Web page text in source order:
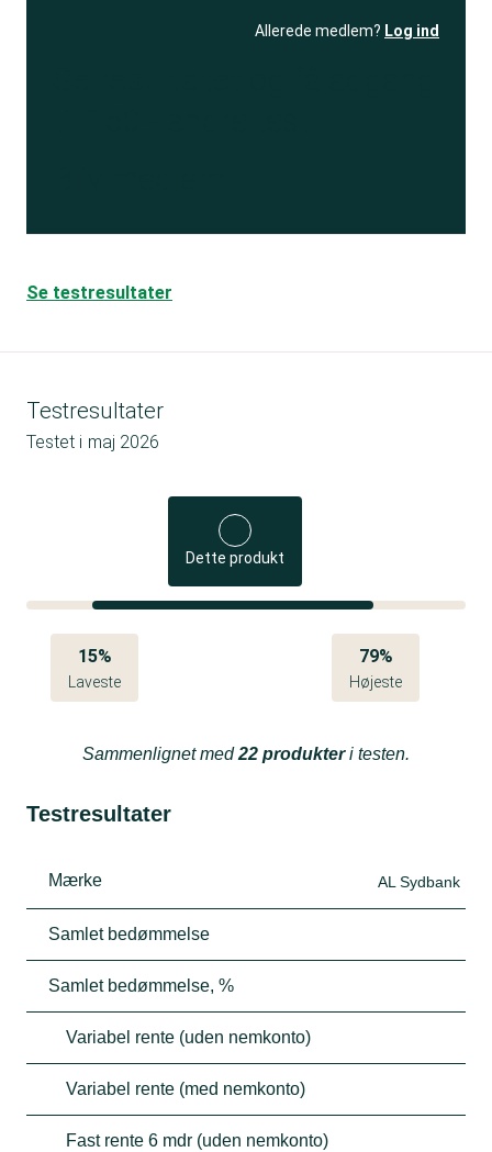
Allerede medlem? Log ind
Se testresultater
Testresultater
Testet i maj 2026
Dette produkt
15%
Laveste
79%
Højeste
Sammenlignet med22 produkteri testen.
Testresultater
Mærke AL Sydbank
Samlet bedømmelse
Samlet bedømmelse, %
Variabel rente (uden nemkonto)
Variabel rente (med nemkonto)
Fast rente 6 mdr (uden nemkonto)